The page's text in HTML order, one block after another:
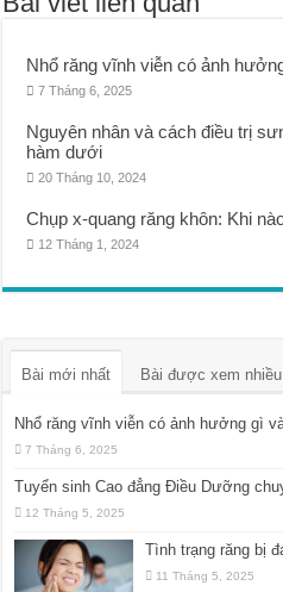
Nhổ răng vĩnh viễn có ảnh
7 Tháng 6, 2025
Nguyên nhân và cách điều trị
hàm dưới
20 Tháng 10, 2024
Chụp x-quang răng khôn: Khi
12 Tháng 1, 2024
Bài mới nhất Bài được xem nhiều
Nhổ răng vĩnh viễn có ảnh hưởng gì
7 Tháng 6, 2025
Tuyển sinh Cao đẳng Điều Dưỡng
12 Tháng 5, 2025
Tình trạng răng bị
11 Tháng 5, 2025